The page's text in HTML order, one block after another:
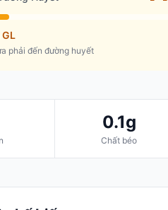
phải đến đường huyết
0.1g
Chất béo